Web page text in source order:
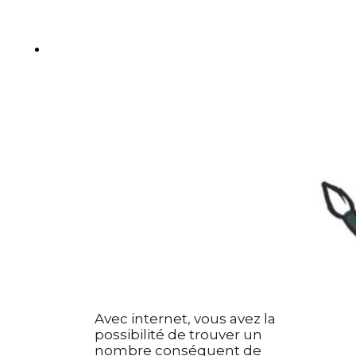
Avec internet, vous avez la
possibilité de trouver un
nombre conséquent de